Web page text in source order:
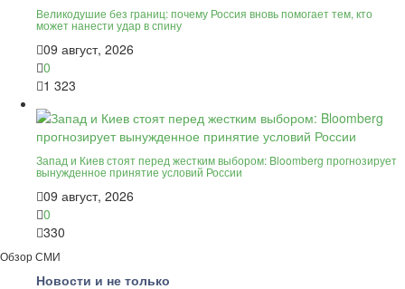
Великодушие без границ: почему Россия вновь помогает тем, кто
может нанести удар в спину
09 август, 2026
0
1 323
Запад и Киев стоят перед жестким выбором: Bloomberg прогнозирует
вынужденное принятие условий России
09 август, 2026
0
330
Обзор СМИ
Новости и не только